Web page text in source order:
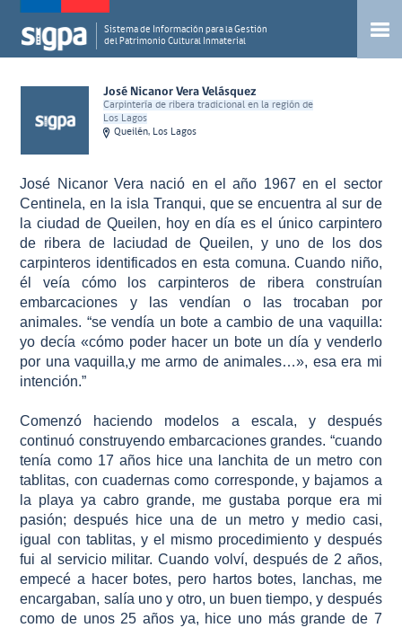
Sistema de Información para la Gestión
del Patrimonio Cultural Inmaterial
José Nicanor Vera Velásquez
Carpintería de ribera tradicional en la región de
Los Lagos
Queilén, Los Lagos
José Nicanor Vera nació en el año 1967 en el sector
Centinela, en la isla Tranqui, que se encuentra al sur de
la ciudad de Queilen, hoy en día es el único carpintero
de ribera de laciudad de Queilen, y uno de los dos
carpinteros identificados en esta comuna. Cuando niño,
él veía cómo los carpinteros de ribera construían
embarcaciones y las vendían o las trocaban por
animales. “se vendía un bote a cambio de una vaquilla:
yo decía «cómo poder hacer un bote un día y venderlo
por una vaquilla,y me armo de animales…», esa era mi
intención.”
Comenzó haciendo modelos a escala, y después
continuó construyendo embarcaciones grandes. “cuando
tenía como 17 años hice una lanchita de un metro con
tablitas, con cuadernas como corresponde, y bajamos a
la playa ya cabro grande, me gustaba porque era mi
pasión; después hice una de un metro y medio casi,
igual con tablitas, y el mismo procedimiento y después
fui al servicio militar. Cuando volví, después de 2 años,
empecé a hacer botes, pero hartos botes, lanchas, me
encargaban, salía uno y otro, un buen tiempo, y después
como de unos 25 años ya, hice uno más grande de 7